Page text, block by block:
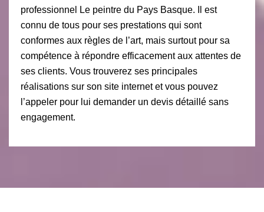
professionnel Le peintre du Pays Basque. Il est
connu de tous pour ses prestations qui sont
conformes aux règles de l’art, mais surtout pour sa
compétence à répondre efficacement aux attentes de
ses clients. Vous trouverez ses principales
réalisations sur son site internet et vous pouvez
l’appeler pour lui demander un devis détaillé sans
engagement.